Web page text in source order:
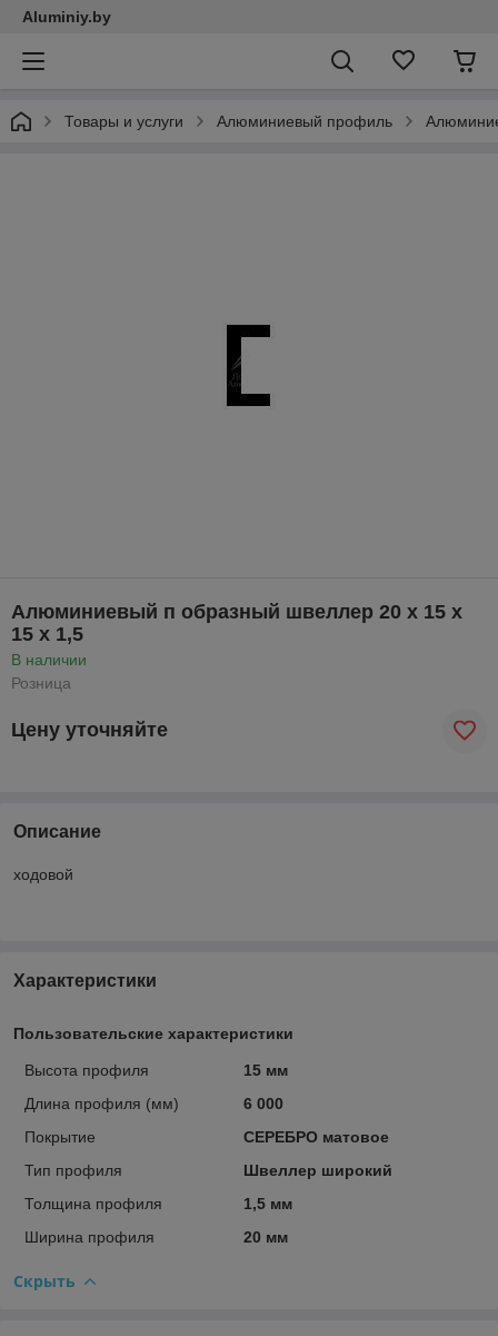
Aluminiy.by
Товары и услуги Алюминиевый профиль
Алюминиевый п образный швеллер 20 x 15 x
15 x 1,5
В наличии
Розница
Цену уточняйте
Описание
ходовой
Характеристики
Пользовательские характеристики
Высота профиля
15 мм
Длина профиля (мм)
6 000
Покрытие
СЕРЕБРО матовое
Тип профиля
Швеллер широкий
Толщина профиля
1,5 мм
Ширина профиля
20 мм
Скрыть